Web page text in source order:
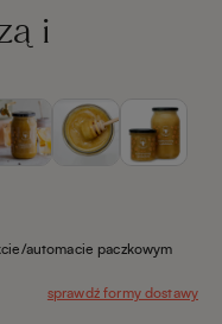
i
automacie paczkowym
sprawdź formy dostawy